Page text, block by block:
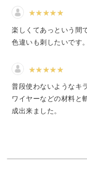
◆スパンコールを刺繍
◆細い足を作るテクニ
3種類の素材で楽しく
完成させていきましょ
刺繍の始まりの玉留
刺繍糸だけではなく
楽しくてあっという間
色違いも刺したいです。
普段使わないようなキ
ワイヤーなどの材料と
成出来ました。